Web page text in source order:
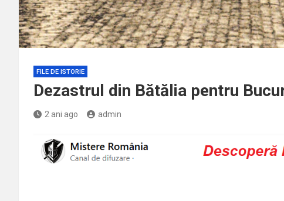
FILE DE ISTORIE
Dezastrul din Bătălia pentru
2 ani ago admin